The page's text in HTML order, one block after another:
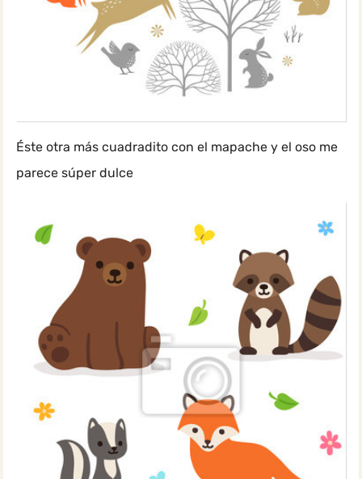
Éste otra más cuadradito con el mapache y el oso me
parece súper dulce